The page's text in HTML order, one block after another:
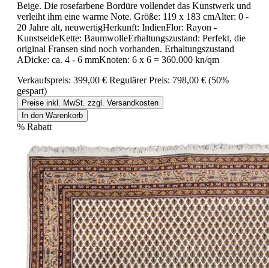
Beige. Die rosefarbene Bordüre vollendet das Kunstwerk und
verleiht ihm eine warme Note. Größe: 119 x 183 cmAlter: 0 -
20 Jahre alt, neuwertigHerkunft: IndienFlor: Rayon -
KunstseideKette: BaumwolleErhaltungszustand: Perfekt, die
original Fransen sind noch vorhanden. Erhaltungszustand
ADicke: ca. 4 - 6 mmKnoten: 6 x 6 = 360.000 kn/qm
Verkaufspreis: 399,00 € Regulärer Preis: 798,00 € (50%
gespart)
Preise inkl. MwSt. zzgl. Versandkosten
In den Warenkorb
% Rabatt